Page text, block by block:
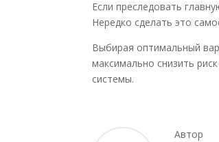
Если преследовать
Нередко сделать это
Выбирая оптимальный
максимально снизить
системы.
Автор